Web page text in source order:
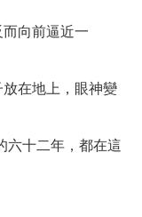
向前逼近一
在地上，眼神變
六十二年，都在這